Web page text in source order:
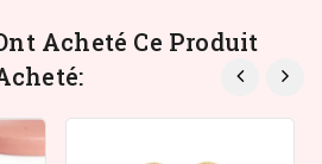
Acheté Ce Produit